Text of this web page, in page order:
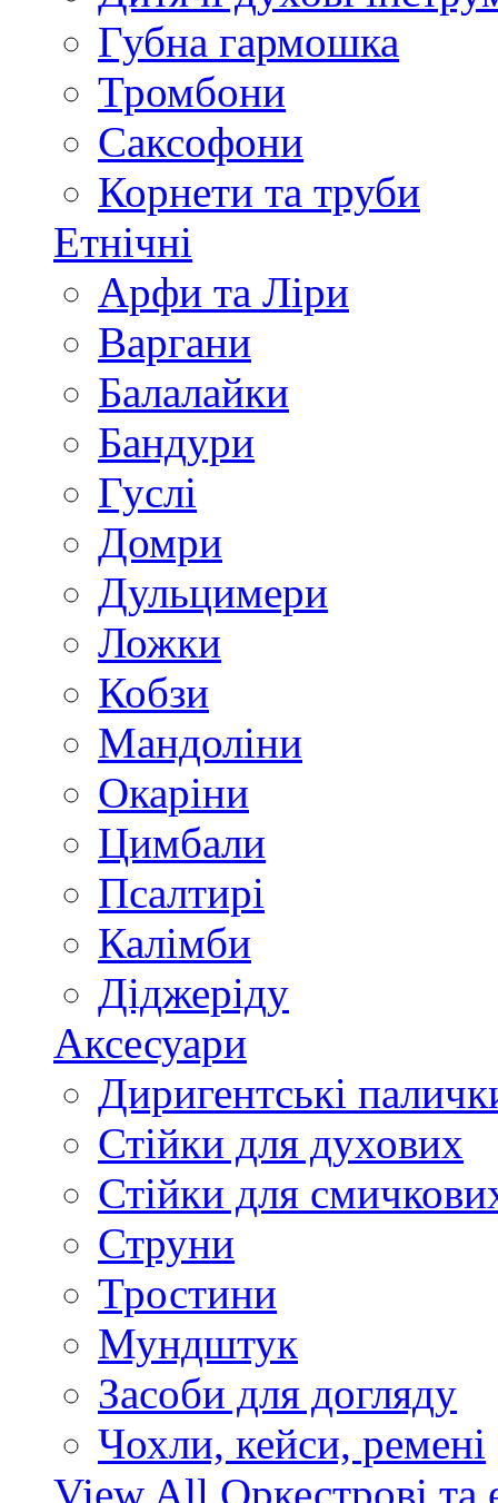
Губна гармошка
Тромбони
Саксофони
Корнети та труби
Етнічні
Арфи та Ліри
Варгани
Балалайки
Бандури
Гуслі
Домри
Дульцимери
Ложки
Кобзи
Мандоліни
Окаріни
Цимбали
Псалтирі
Калімби
Діджеріду
Аксесуари
Диригентські
Стійки для духових
Стійки для
Струни
Тростини
Мундштук
Засоби для догляду
Чохли, кейси, ремені